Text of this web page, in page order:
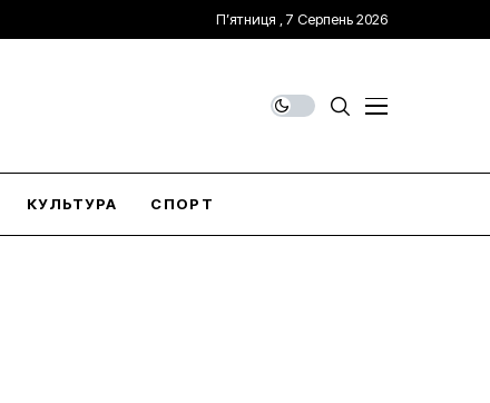
П’ятниця , 7 Серпень 2026
КУЛЬТУРА СПОРТ